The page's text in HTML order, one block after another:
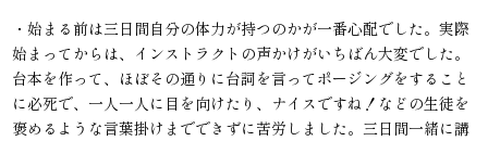
・始まる前は三日間自分の体力が持つのかが一番心配でした。実際
始まってからは、インストラクトの声かけがいちばん大変でした。
台本を作って、ほぼその通りに台詞を言ってポージングをすること
に必死で、一人一人に目を向けたり、ナイスですね！などの生徒を
褒めるような言葉掛けまでできずに苦労しました。三日間一緒に講